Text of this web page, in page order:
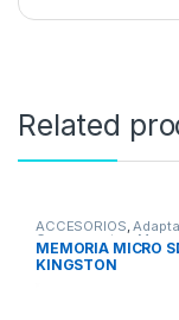
Related
ACCESORIOS,
Componentes ,
MEMORIA MICRO
KINGSTON